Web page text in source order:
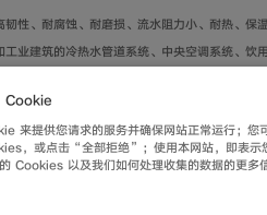
性、耐腐蚀、耐磨损、流水阻力小、耐热、保
工业建筑的冷热水管道系统、中央空调系统、饮
质量直接影响到装修的质量和使用的安全性。
加便捷、高效的解决方案。
Cookie
来提供您请求的服务并确保网站正常运行；
，或点击“全部拒绝”；使用本网站，即表示
Cookies 以及我们如何处理收集的数据的更多